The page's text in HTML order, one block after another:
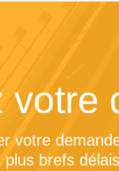
votre
votre
brefs délais.